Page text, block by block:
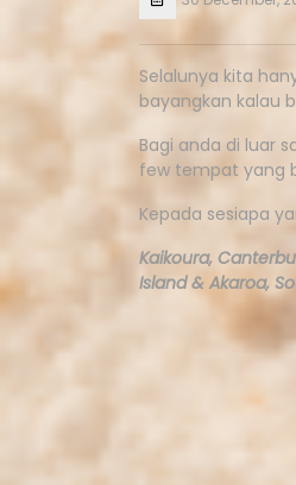
Selalunya kita
bayangkan kalau
Bagi anda di luar
few tempat yang
Kepada sesiapa
Kaikoura,
Island & Akaroa,